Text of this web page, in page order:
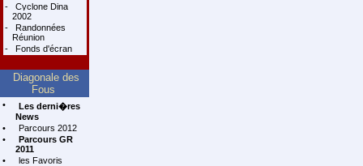
-
Cyclone Dina
2002
-
Randonnées
Réunion
-
Fonds d'écran
Diagonale des
Fous
•
Les derni�res
News
•
Parcours 2012
•
Parcours GR
2011
•
les Favoris